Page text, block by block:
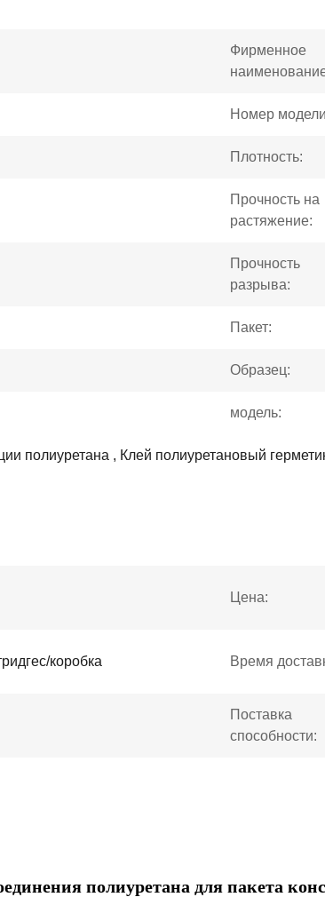
Фирменное
Номер
Плотность:
Прочность на
растяжение:
Прочность
разрыва:
Пакет:
Образец:
модель:
полиуретана , Клей полиуретановый
Цена:
коробка Время
Поставка
способности:
полиуретана для пакета